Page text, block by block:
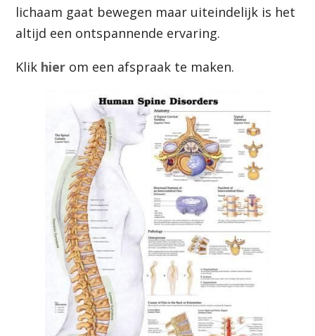
lichaam gaat bewegen maar uiteindelijk is het
altijd een ontspannende ervaring.
Klik hier om een afspraak te maken.